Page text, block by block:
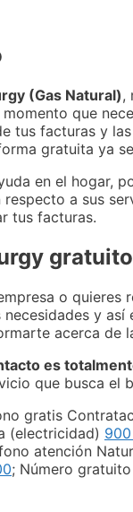
(Gas Natural),
que
tus facturas y
gratuita ya
en el hogar,
a sus
tus facturas.
gratuito
o
y
acerca de
es
que busca el
gratis
(electricidad)
atención
; Número